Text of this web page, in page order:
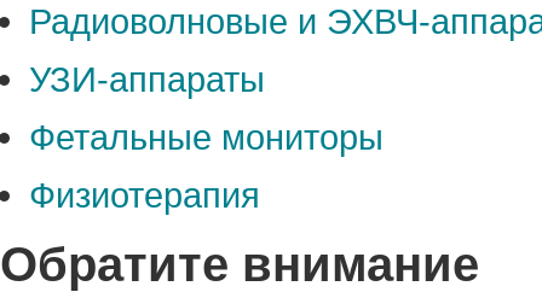
Радиоволновые и ЭХВЧ-
УЗИ-аппараты
Фетальные мониторы
Физиотерапия
Обратите внимание